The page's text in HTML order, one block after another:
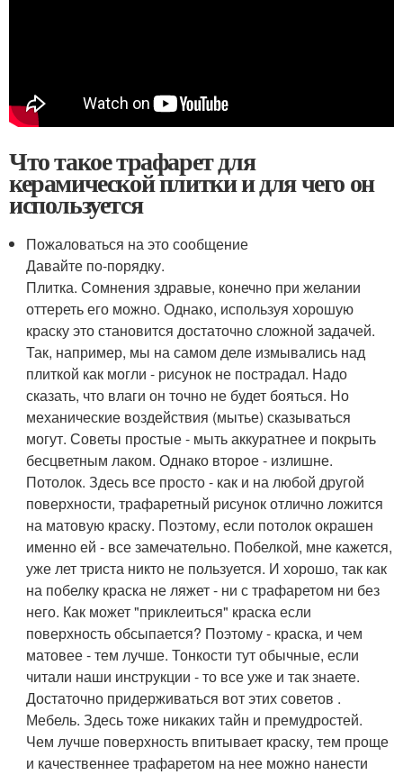
Что такое трафарет для
керамической плитки и для чего он
используется
Пожаловаться на это сообщение
Давайте по-порядку.
Плитка. Сомнения здравые, конечно при желании
оттереть его можно. Однако, используя хорошую
краску это становится достаточно сложной задачей.
Так, например, мы на самом деле измывались над
плиткой как могли - рисунок не пострадал. Надо
сказать, что влаги он точно не будет бояться. Но
механические воздействия (мытье) сказываться
могут. Советы простые - мыть аккуратнее и покрыть
бесцветным лаком. Однако второе - излишне.
Потолок. Здесь все просто - как и на любой другой
поверхности, трафаретный рисунок отлично ложится
на матовую краску. Поэтому, если потолок окрашен
именно ей - все замечательно. Побелкой, мне кажется,
уже лет триста никто не пользуется. И хорошо, так как
на побелку краска не ляжет - ни с трафаретом ни без
него. Как может "приклеиться" краска если
поверхность обсыпается? Поэтому - краска, и чем
матовее - тем лучше. Тонкости тут обычные, если
читали наши инструкции - то все уже и так знаете.
Достаточно придерживаться вот этих советов .
Мебель. Здесь тоже никаких тайн и премудростей.
Чем лучше поверхность впитывает краску, тем проще
и качественнее трафаретом на нее можно нанести